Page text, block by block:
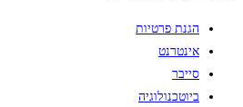
הגנת פרטיות
אינטרנט
סייבר
ביוטכנולוגיה